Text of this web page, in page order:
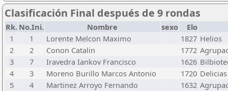
Clasificación Final después de 9 rondas
Rk. No.Ini. Nombre sexo
Elo
1
1 Lorente Melcon Maximo 1827 Helios
2
2 Conon Catalin 1772
3
7 Iravedra Iankov Francisco 1626
4
3 Moreno Burillo Marcos Antonio 1720 Delicias
5
4 Martinez Arroyo Fernando 1632